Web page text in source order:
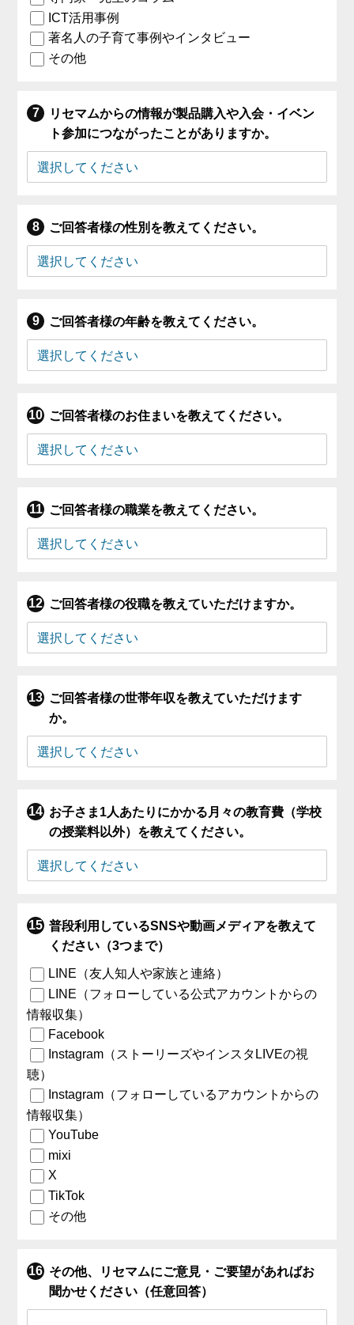
ICT活用事例
著名人の子育て事例やインタビュー
その他
リセマムからの情報が製品購入や入会・イベン
ト参加につながったことがありますか。
ご回答者様の性別を教えてください。
ご回答者様の年齢を教えてください。
ご回答者様のお住まいを教えてください。
ご回答者様の職業を教えてください。
ご回答者様の役職を教えていただけますか。
ご回答者様の世帯年収を教えていただけます
か。
お子さま1人あたりにかかる月々の教育費（学校
の授業料以外）を教えてください。
普段利用しているSNSや動画メディアを教えて
ください（3つまで）
LINE（友人知人や家族と連絡）
LINE（フォローしている公式アカウントからの
情報収集）
Facebook
Instagram（ストーリーズやインスタLIVEの視
聴）
Instagram（フォローしているアカウントからの
情報収集）
YouTube
mixi
X
TikTok
その他
その他、リセマムにご意見・ご要望があればお
聞かせください（任意回答）